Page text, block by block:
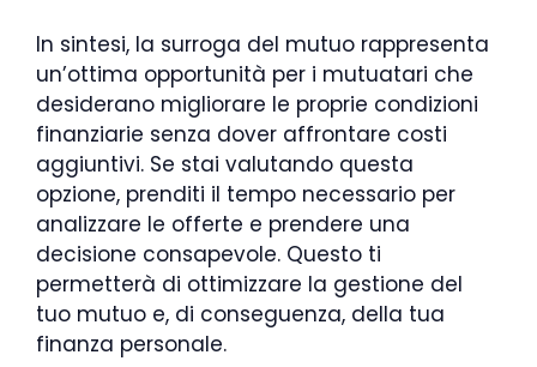
In sintesi, la surroga del mutuo rappresenta
un’ottima opportunità per i mutuatari che
desiderano migliorare le proprie condizioni
finanziarie senza dover affrontare costi
aggiuntivi. Se stai valutando questa
opzione, prenditi il tempo necessario per
analizzare le offerte e prendere una
decisione consapevole. Questo ti
permetterà di ottimizzare la gestione del
tuo mutuo e, di conseguenza, della tua
finanza personale.